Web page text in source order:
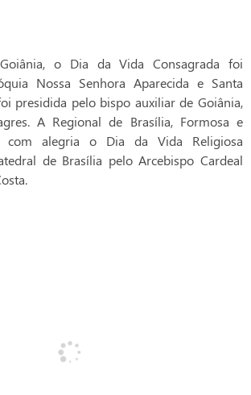
o Dia da Vida Consagrada foi
Nossa Senhora Aparecida e Santa
presidida pelo bispo auxiliar de Goiânia,
A Regional de Brasília, Formosa e
com alegria o Dia da Vida Religiosa
de Brasília pelo Arcebispo Cardeal